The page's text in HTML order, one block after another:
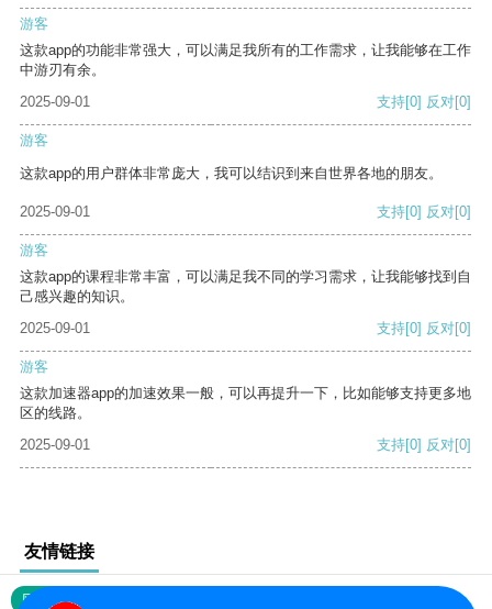
游客
这款app的功能非常强大，可以满足我所有的工作需求，让我能够在工作
中游刃有余。
2025-09-01
支持[0] 反对[0]
游客
这款app的用户群体非常庞大，我可以结识到来自世界各地的朋友。
2025-09-01 支持[0] 反对[0]
游客
这款app的课程非常丰富，可以满足我不同的学习需求，让我能够找到自
己感兴趣的知识。
2025-09-01
支持[0] 反对[0]
游客
这款加速器app的加速效果一般，可以再提升一下，比如能够支持更多地
区的线路。
2025-09-01
支持[0] 反对[0]
友情链接
网站地图